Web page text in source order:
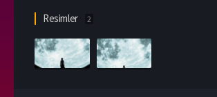
Resimler 2